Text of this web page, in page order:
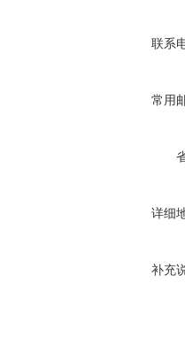
联系
常用
详细
补充